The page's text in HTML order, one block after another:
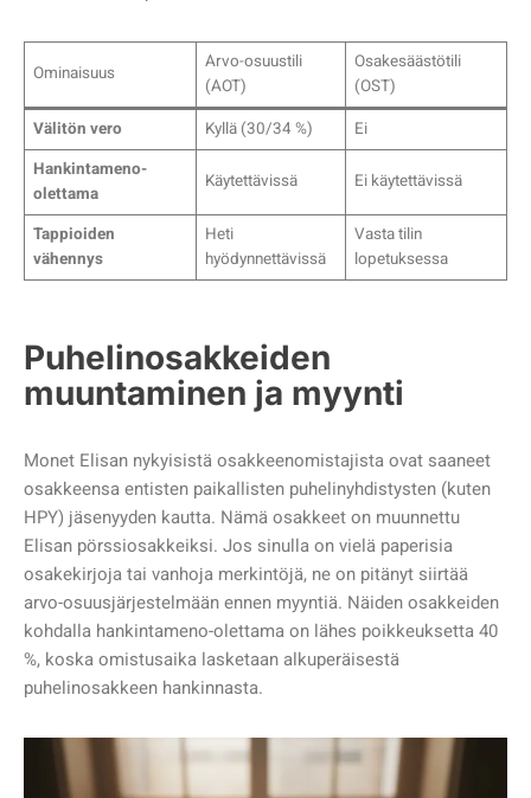
Ominaisuus
Arvo-osuustili
(AOT)
Osakesäästötili
(OST)
Välitön vero
Kyllä (30/34 %)
Ei
Hankintameno-
olettama
Käytettävissä Ei käytettävissä
Tappioiden
vähennys
Heti
hyödynnettävissä
Vasta tilin
lopetuksessa
Puhelinosakkeiden
muuntaminen ja myynti
Monet Elisan nykyisistä osakkeenomistajista ovat saaneet
osakkeensa entisten paikallisten puhelinyhdistysten (kuten
HPY) jäsenyyden kautta. Nämä osakkeet on muunnettu
Elisan pörssiosakkeiksi. Jos sinulla on vielä paperisia
osakekirjoja tai vanhoja merkintöjä, ne on pitänyt siirtää
arvo-osuusjärjestelmään ennen myyntiä. Näiden osakkeiden
kohdalla hankintameno-olettama on lähes poikkeuksetta 40
%, koska omistusaika lasketaan alkuperäisestä
puhelinosakkeen hankinnasta.